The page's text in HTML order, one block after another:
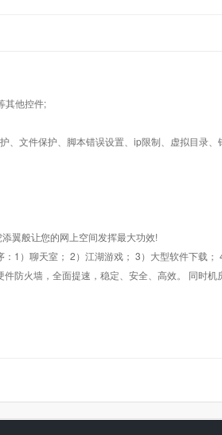
其他控件;
文件保护、脚本错误设置、ip限制、虚拟目录
翼般让您的网上空间发挥最大功效!
）聊天室； 2）江湖游戏； 3）大型软件下载；
火墙，全面提速，稳定、安全、高效。 同时机